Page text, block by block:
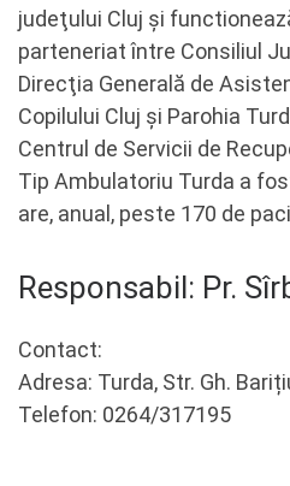
judeţului Cluj şi
parteneriat între Consiliul
Direcţia Generală de
Copilului Cluj şi Parohia
Centrul de Servicii de
Tip Ambulatoriu Turda a
are, anual, peste 170 de
Responsabil: Pr.
Contact:
Adresa: Turda, Str. Gh.
Telefon: 0264/317195